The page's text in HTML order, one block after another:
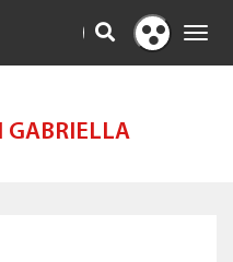
KERESÉS
Kontraszt
nézet
GABRIELLA